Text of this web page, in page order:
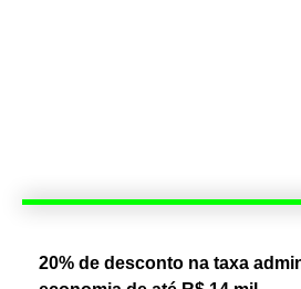
20% de desconto na taxa